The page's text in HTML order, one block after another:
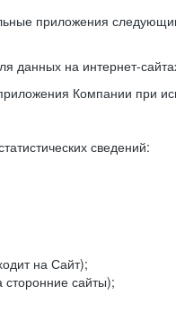
приложения
данных на интернет-
Компании при
сведений:
на Сайт);
сайты);